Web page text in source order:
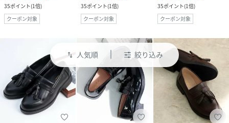
swap_vert 人気順 絞り込み
35ポイント(1倍)
クーポン対象
35ポイント(1倍)
クーポン対象
35ポイント(1倍)
クーポン対象